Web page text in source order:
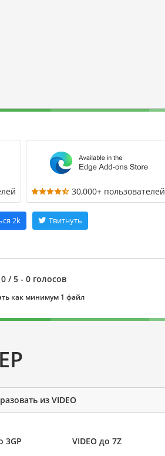
30,000+ пользователей
2k Твитнуть
0 / 5 - 0 голосов
как минимум 1 файл
из VIDEO
3GP VIDEO до 7Z